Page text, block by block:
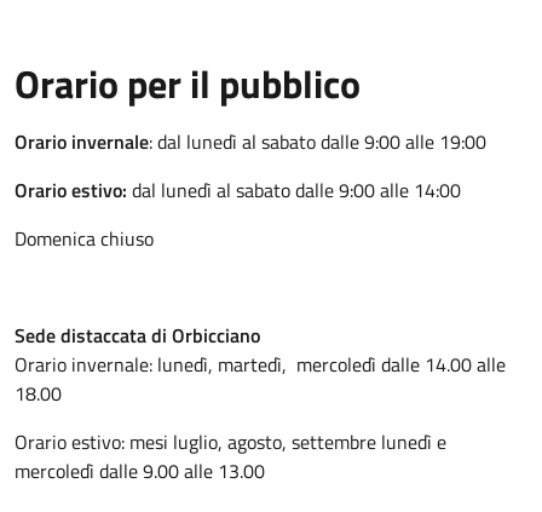
Orario per il pubblico
Orario invernale: dal lunedì al sabato dalle 9:00 alle 19:00
Orario estivo: dal lunedì al sabato dalle 9:00 alle 14:00
Domenica chiuso
Sede distaccata di Orbicciano
Orario invernale: lunedì, martedì, mercoledì dalle 14.00 alle
18.00
Orario estivo: mesi luglio, agosto, settembre lunedì e
mercoledì dalle 9.00 alle 13.00